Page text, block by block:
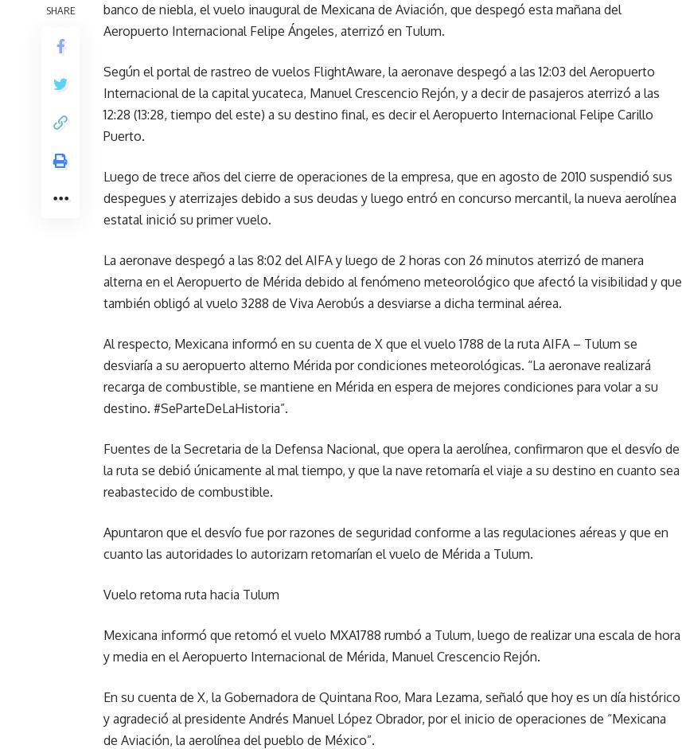
SHARE
banco de niebla, el vuelo inaugural de Mexicana de Aviación, que despegó esta mañana del
Aeropuerto Internacional Felipe Ángeles, aterrizó en Tulum.
Según el portal de rastreo de vuelos FlightAware, la aeronave despegó a las 12:03 del Aeropuerto
Internacional de la capital yucateca, Manuel Crescencio Rejón, y a decir de pasajeros aterrizó a las
12:28 (13:28, tiempo del este) a su destino final, es decir el Aeropuerto Internacional Felipe Carillo
Puerto.
Luego de trece años del cierre de operaciones de la empresa, que en agosto de 2010 suspendió sus
despegues y aterrizajes debido a sus deudas y luego entró en concurso mercantil, la nueva aerolínea
estatal inició su primer vuelo.
La aeronave despegó a las 8:02 del AIFA y luego de 2 horas con 26 minutos aterrizó de manera
alterna en el Aeropuerto de Mérida debido al fenómeno meteorológico que afectó la visibilidad y que
también obligó al vuelo 3288 de Viva Aerobús a desviarse a dicha terminal aérea.
Al respecto, Mexicana informó en su cuenta de X que el vuelo 1788 de la ruta AIFA – Tulum se
desviaría a su aeropuerto alterno Mérida por condiciones meteorológicas. “La aeronave realizará
recarga de combustible, se mantiene en Mérida en espera de mejores condiciones para volar a su
destino. #SeParteDeLaHistoria”.
Fuentes de la Secretaria de la Defensa Nacional, que opera la aerolínea, confirmaron que el desvío de
la ruta se debió únicamente al mal tiempo, y que la nave retomaría el viaje a su destino en cuanto sea
reabastecido de combustible.
Apuntaron que el desvío fue por razones de seguridad conforme a las regulaciones aéreas y que en
cuanto las autoridades lo autorizarn retomarían el vuelo de Mérida a Tulum.
Vuelo retoma ruta hacia Tulum
Mexicana informó que retomó el vuelo MXA1788 rumbó a Tulum, luego de realizar una escala de hora
y media en el Aeropuerto Internacional de Mérida, Manuel Crescencio Rejón.
En su cuenta de X, la Gobernadora de Quintana Roo, Mara Lezama, señaló que hoy es un día histórico
y agradeció al presidente Andrés Manuel López Obrador, por el inicio de operaciones de “Mexicana
de Aviación, la aerolínea del pueblo de México”.